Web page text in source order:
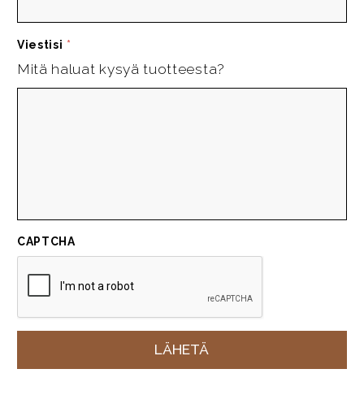
Viestisi *
Mitä haluat kysyä tuotteesta?
CAPTCHA